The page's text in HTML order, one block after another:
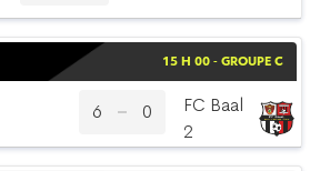
15 H 00 - GROUPE C
6 0
FC Baal
2